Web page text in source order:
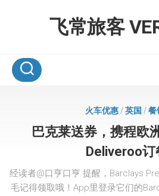
飞常旅客
火车优惠/英国 /餐
巴克莱送券，携程欧
Deliveroo订
经读者@口亨口亨 提醒，Barclays
毛记得领取哦！App里登录它们的